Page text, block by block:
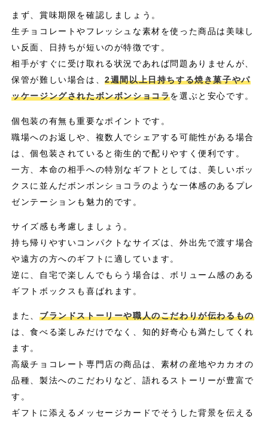
まず、賞味期限を確認しましょう。
生チョコレートやフレッシュな素材を使った商品は美味し
い反面、日持ちが短いのが特徴です。
相手がすぐに受け取れる状況であれば問題ありませんが、
保管が難しい場合は、2週間以上日持ちする焼き菓子やパ
ッケージングされたボンボンショコラを選ぶと安心です。
個包装の有無も重要なポイントです。
職場へのお返しや、複数人でシェアする可能性がある場合
は、個包装されていると衛生的で配りやすく便利です。
一方、本命の相手への特別なギフトとしては、美しいボッ
クスに並んだボンボンショコラのような一体感のあるプレ
ゼンテーションも魅力的です。
サイズ感も考慮しましょう。
持ち帰りやすいコンパクトなサイズは、外出先で渡す場合
や遠方の方へのギフトに適しています。
逆に、自宅で楽しんでもらう場合は、ボリューム感のある
ギフトボックスも喜ばれます。
また、 ブランドストーリーや職人のこだわりが伝わるもの
は、食べる楽しみだけでなく、知的好奇心も満たしてくれ
ます。
高級チョコレート専門店の商品は、素材の産地やカカオの
品種、製法へのこだわりなど、語れるストーリーが豊富で
す。
ギフトに添えるメッセージカードでそうした背景を伝える